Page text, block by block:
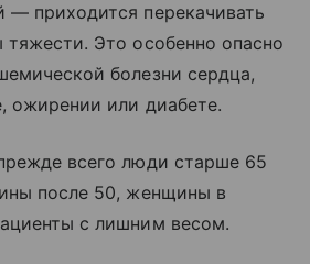
— приходится перекачивать
тяжести. Это особенно опасно
болезни сердца,
ожирении или диабете.
всего люди старше 65
после 50, женщины в
с лишним весом.